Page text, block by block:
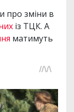
про зміни в
із ТЦК. А
матимуть